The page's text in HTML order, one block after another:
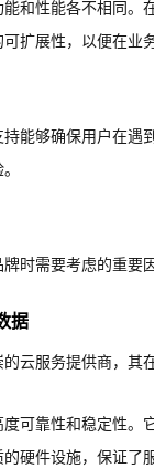
和性能各不相同。
扩展性，以便在业
能够确保用户在遇
时需要考虑的重要
据
云服务提供商，其
可靠性和稳定性。
硬件设施，保证了